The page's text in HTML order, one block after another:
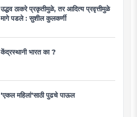
उद्धव ठाकरे प्रकृतीमुळे, तर आदित्य प्रवृत्तीमुळे
मागे पडले : सुशील कुलकर्णी
केंद्रस्थानी भारत का ?
'एकल महिलां'साठी पुढचे पाऊल